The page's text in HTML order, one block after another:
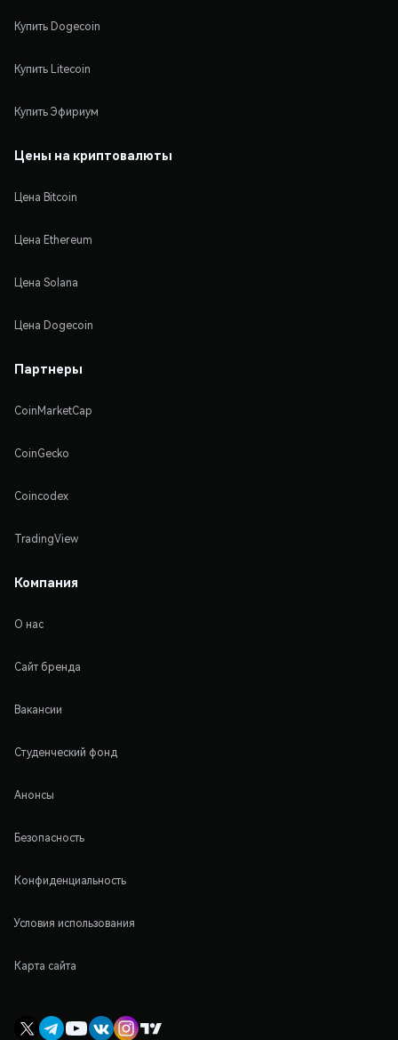
Купить Dogecoin
Купить Litecoin
Купить Эфириум
Цены на криптовалюты
Цена Bitcoin
Цена Ethereum
Цена Solana
Цена Dogecoin
Партнеры
CoinMarketCap
CoinGecko
Coincodex
TradingView
Компания
О нас
Сайт бренда
Вакансии
Студенческий фонд
Анонсы
Безопасность
Конфиденциальность
Условия использования
Карта сайта